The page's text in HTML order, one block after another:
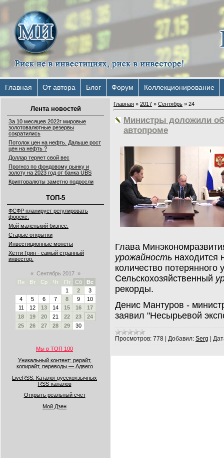
Главная От автора Блог Форум Коллекционирование
Лента новостей
За 10 месяцев 2022г мировые
золотовалютные резервы
сократились
Потолок цен на нефть. Дальше рост
цен на нефть ?
Доллар теряет свой вес
Прогноз по фондовому рынку и
золоту на 2023 год от банка UBS
Криптовалюты заметно подросли
ТОП-5
ФСФР планирует регулировать
форекс.
Мой маленький бизнес.
Старые открытки
Инвестиционные монеты
Хетти Грин - самый странный
инвестор.
« Сентябрь 2017 »
Пн
Вт Ср Чт Пт Сб
Вс
1
2
3
4
5 6 7 8 9
10
11
12 13 14 15 16
17
18
19 20 21 22 23
24
25
26 27 28 29 30
Мы в ТОП 100
Уникальный контент: рерайт,
копирайт, переводы — Адвего
LiveRSS: Каталог русскоязычных
RSS-каналов
Открыть реальный счет
Мой Дзен
Главная » 2017 » Сентябрь » 24
Министры доложили об
aвтопроме
Глaвa
урожайность находится
количество
Сельскохозяйственный
рекорды.
Денис Мaнтуров -
зaявил "Несырьевой
Просмотров: 778 Добавил: Serg